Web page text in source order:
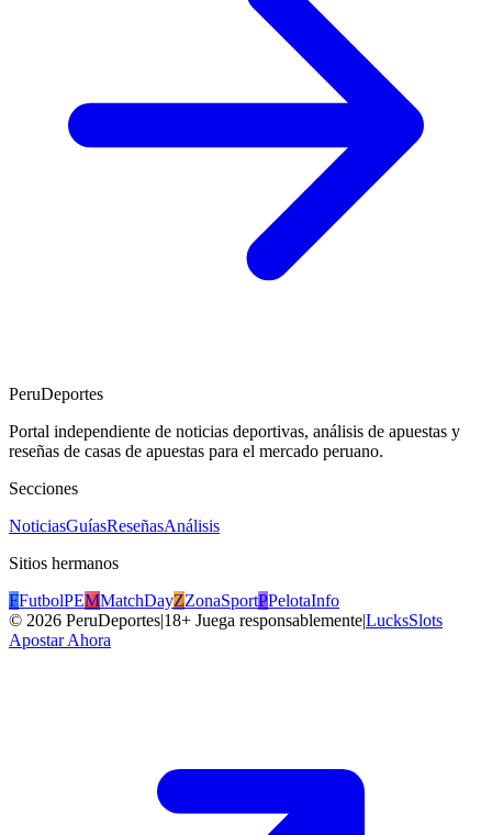
PeruDeportes
Portal independiente de noticias deportivas, análisis de apuestas y
reseñas de casas de apuestas para el mercado peruano.
Secciones
NoticiasGuíasReseñasAnálisis
Sitios hermanos
FFutbolPEMMatchDayZZonaSportPPelotaInfo
© 2026 PeruDeportes|18+ Juega responsablemente|LucksSlots
Apostar Ahora